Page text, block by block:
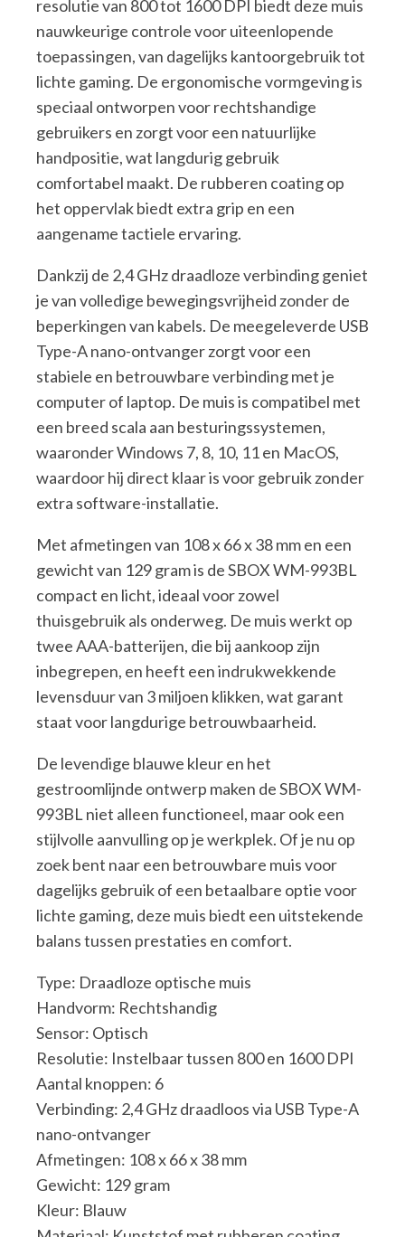
resolutie van 800 tot 1600 DPI biedt deze muis
nauwkeurige controle voor uiteenlopende
toepassingen, van dagelijks kantoorgebruik tot
lichte gaming. De ergonomische vormgeving is
speciaal ontworpen voor rechtshandige
gebruikers en zorgt voor een natuurlijke
handpositie, wat langdurig gebruik
comfortabel maakt. De rubberen coating op
het oppervlak biedt extra grip en een
aangename tactiele ervaring.
Dankzij de 2,4 GHz draadloze verbinding geniet
je van volledige bewegingsvrijheid zonder de
beperkingen van kabels. De meegeleverde USB
Type-A nano-ontvanger zorgt voor een
stabiele en betrouwbare verbinding met je
computer of laptop. De muis is compatibel met
een breed scala aan besturingssystemen,
waaronder Windows 7, 8, 10, 11 en MacOS,
waardoor hij direct klaar is voor gebruik zonder
extra software-installatie.
Met afmetingen van 108 x 66 x 38 mm en een
gewicht van 129 gram is de SBOX WM-993BL
compact en licht, ideaal voor zowel
thuisgebruik als onderweg. De muis werkt op
twee AAA-batterijen, die bij aankoop zijn
inbegrepen, en heeft een indrukwekkende
levensduur van 3 miljoen klikken, wat garant
staat voor langdurige betrouwbaarheid.
De levendige blauwe kleur en het
gestroomlijnde ontwerp maken de SBOX WM-
993BL niet alleen functioneel, maar ook een
stijlvolle aanvulling op je werkplek. Of je nu op
zoek bent naar een betrouwbare muis voor
dagelijks gebruik of een betaalbare optie voor
lichte gaming, deze muis biedt een uitstekende
balans tussen prestaties en comfort.
Type: Draadloze optische muis
Handvorm: Rechtshandig
Sensor: Optisch
Resolutie: Instelbaar tussen 800 en 1600 DPI
Aantal knoppen: 6
Verbinding: 2,4 GHz draadloos via USB Type-A
nano-ontvanger
Afmetingen: 108 x 66 x 38 mm
Gewicht: 129 gram
Kleur: Blauw